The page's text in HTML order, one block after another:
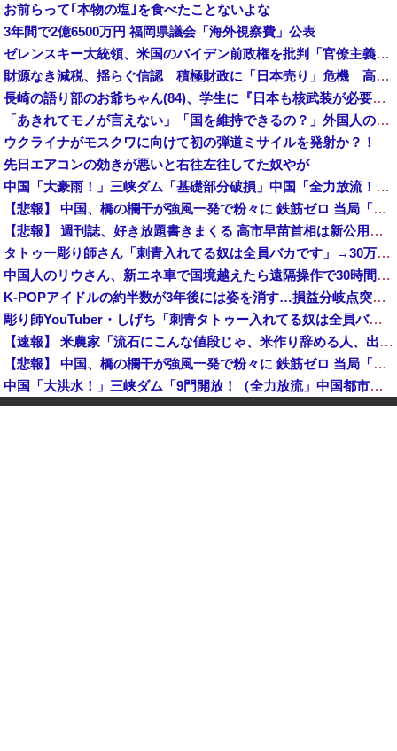
お前らって｢本物の塩｣を食べたことないよな
3年間で2億6500万円 福岡県議会「海外視察費」公表
ゼレンスキー大統領、米国のバイデン前政権を批判「官僚主義だった」
財源なき減税、揺らぐ信認 積極財政に「日本売り」危機 高市政権「悲願」に固執
長崎の語り部のお爺ちゃん(84)、学生に『日本も核武装が必要』と言われびっくり
「あきれてモノが言えない」「国を維持できるの？」外国人の永住許可要件の厳格化で在日中国人の本音は？
ウクライナがモスクワに向けて初の弾道ミサイルを発射か？！
先日エアコンの効きが悪いと右往左往してた奴やが
中国「大豪雨！」三峡ダム「基礎部分破損」中国「全力放流！」台風13号「中国上陸予測」台風15号「中国接近（画像」中国「台風同時上陸！（穀物生産が壊滅危機」→
【悲報】 中国、橋の欄干が強風一発で粉々に 鉄筋ゼロ 当局「接着剤でくっつけただけ」「正常で、品質問題はない」
【悲報】 週刊誌、好き放題書きまくる 高市早苗首相は新公用車の贅を尽くした後部座席でたばこを吸うのが至福の時間「どんどん延びる乗車時間」
タトゥー彫り師さん「刺青入れてる奴は全員バカです」→30万再生ｗｗｗｗｗｗ
中国人のリウさん、新エネ車で国境越えたら遠隔操作で30時間ロックされる！
K-POPアイドルの約半数が3年後には姿を消す…損益分岐点突破は4％未満
彫り師YouTuber・しげち「刺青タトゥー入れてる奴は全員バカです」「すごい民度低い」「5000円好きなんすよ、バカって」
【速報】 米農家「流石にこんな値段じゃ、米作り辞める人、出るんじゃないかなあ？？」
【悲報】 中国、橋の欄干が強風一発で粉々に 鉄筋ゼロ 当局「接着剤でくっつけただけ」「正常で、品質問題はない」
中国「大洪水！」三峡ダム「9門開放！（全力放流」中国都市「三峡沿線の道路水没」中国政府「高速道路封鎖！」中国ダム「緊急放流に合わせて開門（土砂崩れ発生」→
【悲報】 ワイ「半沢直樹みたいな銀行員カッコいい」銀行員の友人「あんな奴居ねえよ」